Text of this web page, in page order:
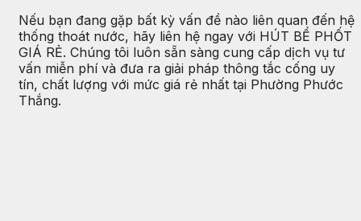
Nếu bạn đang gặp bất kỳ vấn đề nào liên quan đến hệ
thống thoát nước, hãy liên hệ ngay với HÚT BỂ PHỐT
GIÁ RẺ. Chúng tôi luôn sẵn sàng cung cấp dịch vụ tư
vấn miễn phí và đưa ra giải pháp thông tắc cống uy
tín, chất lượng với mức giá rẻ nhất tại Phường Phước
Thắng.